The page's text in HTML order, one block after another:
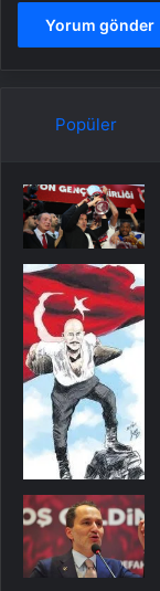
Popüler